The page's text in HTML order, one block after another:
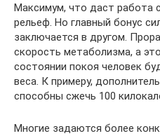
Максимум, что даст работа
рельеф. Но главный бонус
заключается в другом.
скорость метаболизма, а
состоянии покоя человек
веса. К примеру,
способны сжечь 100
Многие задаются более